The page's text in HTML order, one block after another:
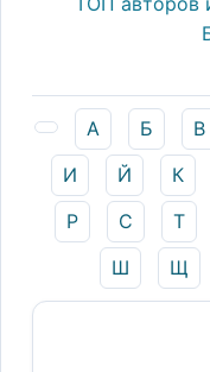
А Б В
И
Й К
Р
С Т
Ш
Щ